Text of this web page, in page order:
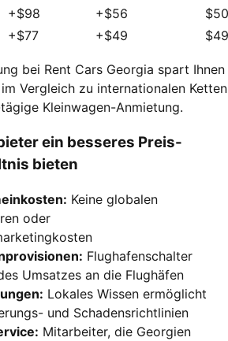
+$98 +$56
+$77 +$49
bei Rent Cars Georgia spart Ihnen
im Vergleich zu internationalen Ketten
Kleinwagen-Anmietung.
ein besseres Preis-
bieten
Keine globalen
oder
Flughafenschalter
Umsatzes an die Flughäfen
Lokales Wissen ermöglicht
und Schadensrichtlinien
Mitarbeiter, die Georgien